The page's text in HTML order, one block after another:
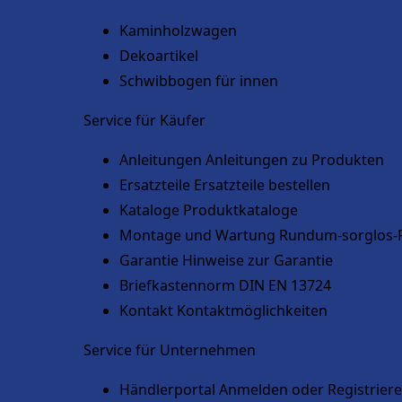
Kaminholzwagen
Dekoartikel
Schwibbogen für innen
Service für Käufer
Anleitungen Anleitungen zu Produkten
Ersatzteile Ersatzteile bestellen
Kataloge Produktkataloge
Montage und Wartung Rundum-sorglos-
Garantie Hinweise zur Garantie
Briefkastennorm DIN EN 13724
Kontakt Kontaktmöglichkeiten
Service für Unternehmen
Händlerportal Anmelden oder